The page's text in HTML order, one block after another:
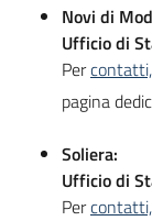
Novi di
Ufficio di
Per
pagina
Soliera:
Ufficio di
Per